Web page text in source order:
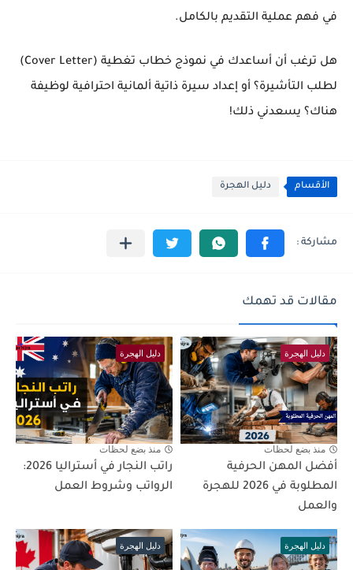
في فهم عملية التقديم بالكامل.
هل ترغب أن أساعدك في نموذج خطاب تغطية (Cover Letter)
لطلب التأشيرة؟ أو إعداد سيرة ذاتية ألمانية احترافية لوظيفة
هناك؟ يسعدني ذلك!
الأقسام دليل الهجرة
مقالات قد تهمك
دليل الهجرة
منذ بضع لحظات
أفضل المهن الحرفية
المطلوبة في 2026 للهجرة
والعمل
دليل الهجرة
منذ بضع لحظات
راتب النجار في أستراليا 2026:
الرواتب وشروط العمل
دليل الهجرة دليل الهجرة